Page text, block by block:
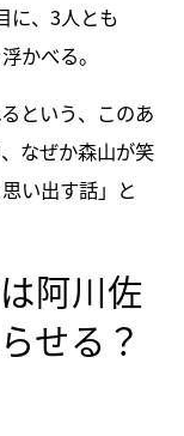
に、3人とも
かべる。
という、このあ
なぜか森山が笑
い出す話」と
阿川佐
せる？